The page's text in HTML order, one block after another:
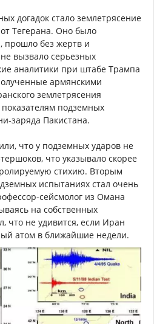
догадок стало землетрясение
Тегерана. Оно было
прошло без жертв и
вызвало серьезных
аналитики при штабе Трампа
армянскими
землетрясения
подземных
заряда Пакистана.
что у подземных ударов не
что указывало скорее
стихию. Вторым
испытаниях стал очень
сейсмолог из Омана
на собственных
что не удивится, если Иран
атом в ближайшие недели.